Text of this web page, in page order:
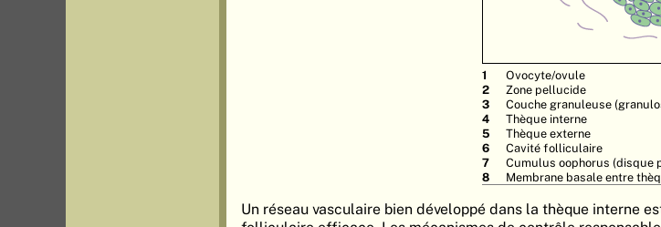
Ovocyte/ovule
Zone pellucide
Couche granuleuse
Thèque interne
Thèque externe
Cavité folliculaire
Cumulus oophorus (disque
Membrane basale entre
Un réseau vasculaire bien développé dans la thèque interne